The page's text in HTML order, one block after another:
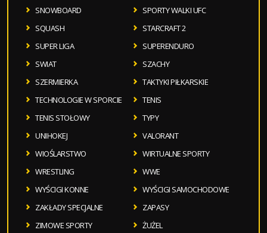
SNOWBOARD
SPORTY WALKI UFC
SQUASH
STARCRAFT 2
SUPER LIGA
SUPERENDURO
SWIAT
SZACHY
SZERMIERKA
TAKTYKI PIŁKARSKIE
TECHNOLOGIE W SPORCIE
TENIS
TENIS STOŁOWY
TYPY
UNIHOKEJ
VALORANT
WIOŚLARSTWO
WIRTUALNE SPORTY
WRESTLING
WWE
WYŚCIGI KONNE
WYŚCIGI SAMOCHODOWE
ZAKŁADY SPECJALNE
ZAPASY
ZIMOWE SPORTY
ŻUŻEL